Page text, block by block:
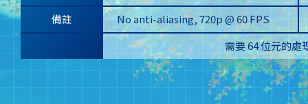
備註
No anti-aliasing, 720p @ 60 FPS
需要 64 位元的處